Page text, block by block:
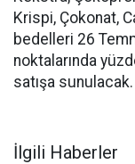
Krispi, Çokonat,
bedelleri 26
noktalarında
satışa sunulacak.
İlgili Haberler